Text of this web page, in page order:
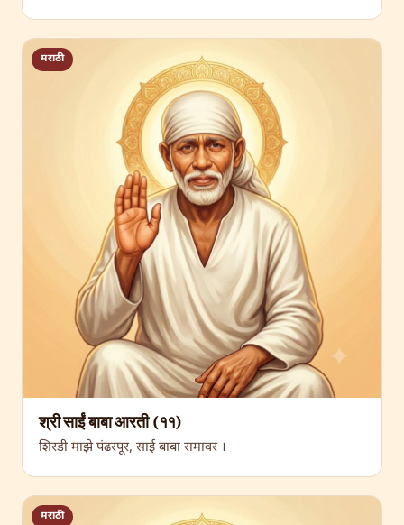
मराठी
श्री साईं बाबा आरती (११)
शिरडी माझे पंढरपूर, साई बाबा रामावर ।
मराठी